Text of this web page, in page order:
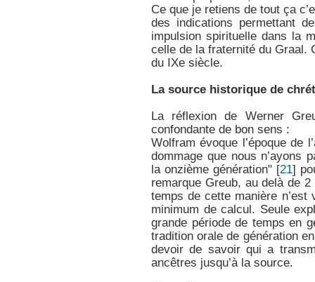
Ce que je retiens de tout ça
des indications permettant
impulsion spirituelle dans la
celle de la fraternité du Graal.
du IXe siècle.
La source historique de
La réflexion de Werner
confondante de bon sens :
Wolfram évoque l’époque de
dommage que nous n’ayons
la onzième génération" [21]
remarque Greub, au delà de
temps de cette manière
minimum de calcul. Seule
grande période de temps en
tradition orale de génération
devoir de savoir qui a
ancêtres jusqu’à la source.